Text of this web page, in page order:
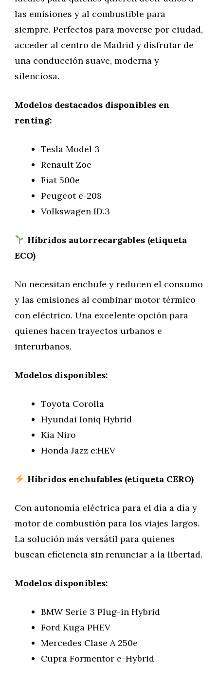
las emisiones y al combustible para
siempre. Perfectos para moverse por ciudad,
acceder al centro de Madrid y disfrutar de
una conducción suave, moderna y
silenciosa.
Modelos destacados disponibles en
renting:
Tesla Model 3
Renault Zoe
Fiat 500e
Peugeot e-208
Volkswagen ID.3
Híbridos autorrecargables (etiqueta
ECO)
No necesitan enchufe y reducen el consumo
y las emisiones al combinar motor térmico
con eléctrico. Una excelente opción para
quienes hacen trayectos urbanos e
interurbanos.
Modelos disponibles:
Toyota Corolla
Hyundai Ioniq Hybrid
Kia Niro
Honda Jazz e:HEV
Híbridos enchufables (etiqueta CERO)
Con autonomía eléctrica para el día a día y
motor de combustión para los viajes largos.
La solución más versátil para quienes
buscan eficiencia sin renunciar a la libertad.
Modelos disponibles:
BMW Serie 3 Plug-in Hybrid
Ford Kuga PHEV
Mercedes Clase A 250e
Cupra Formentor e-Hybrid